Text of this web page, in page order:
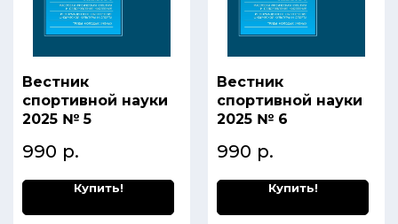
Вестник
спортивной науки
2025 № 5
990 р.
Купить!
Вестник
спортивной науки
2025 № 6
990 р.
Купить!